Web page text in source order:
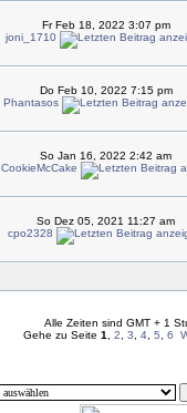
Fr Feb 18, 2022 3:07 pm
joni_1710
Do Feb 10, 2022 7:15 pm
Phantasos
So Jan 16, 2022 2:42 am
CookieMcCake
So Dez 05, 2021 11:27 am
cpo2328
Alle Zeiten sind GMT + 1
Gehe zu Seite 1 2 3 4 5 6